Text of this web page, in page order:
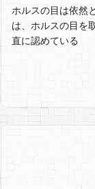
ホルスの目は依然
は、ホルスの目を
直に認めている